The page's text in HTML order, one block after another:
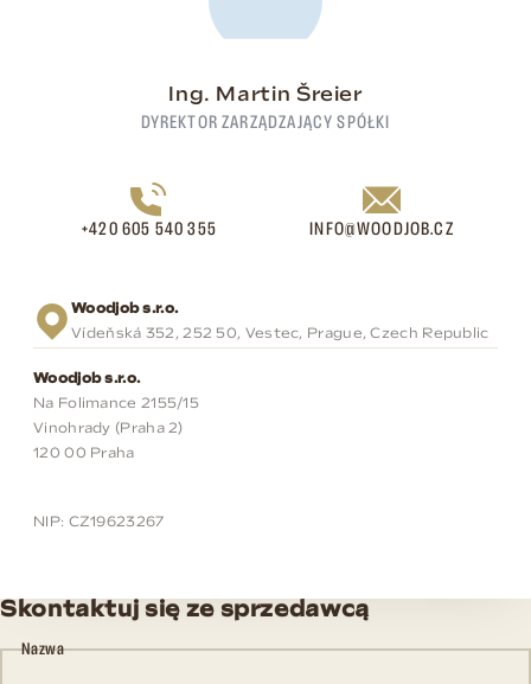
Ing. Martin Šreier
DYREKTOR ZARZĄDZAJĄCY SPÓŁKI
+420 605 540 355 INFO@WOODJOB.CZ
Woodjob s.r.o.
Vídeňská 352, 252 50, Vestec, Prague, Czech Republic
Woodjob s.r.o.
Na Folimance 2155/15
Vinohrady (Praha 2)
120 00 Praha
NIP: CZ19623267
Skontaktuj się ze sprzedawcą
Nazwa